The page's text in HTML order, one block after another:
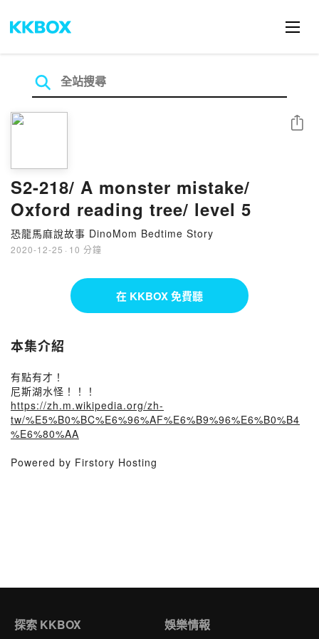
S2-218/ A monster mistake/
Oxford reading tree/ level 5
恐龍馬麻說故事 DinoMom Bedtime Story
2020-12-25 · 10 分鐘
分享
在 KKBOX 免費聽
本集介紹
有點有才！
尼斯湖水怪！！！
https://zh.m.wikipedia.org/zh-
tw/%E5%B0%BC%E6%96%AF%E6%B9%96%E6%B0%B4
%E6%80%AA
Powered by Firstory Hosting
探索 KKBOX 娛樂情報